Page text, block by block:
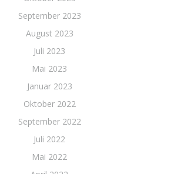
September 2023
August 2023
Juli 2023
Mai 2023
Januar 2023
Oktober 2022
September 2022
Juli 2022
Mai 2022